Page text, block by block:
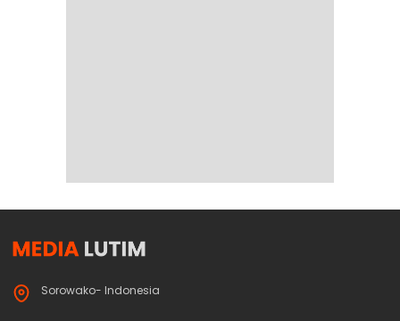
Sorowako- Indonesia